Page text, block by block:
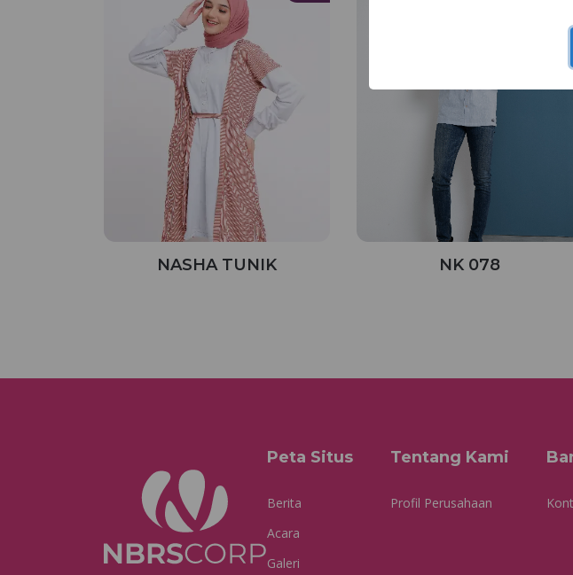
NASHA TUNIK NK 078
Peta Situs
Berita
Acara
Galeri
Tentang Kami
Profil Perusahaan